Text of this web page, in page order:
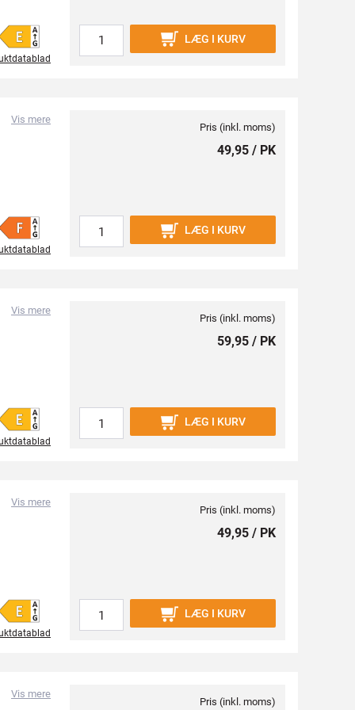
LÆG I KURV
Vis mere
Pris (inkl. moms)
49,95 / PK
LÆG I KURV
Vis mere
Pris (inkl. moms)
59,95 / PK
LÆG I KURV
Vis mere
Pris (inkl. moms)
49,95 / PK
LÆG I KURV
Vis mere
Pris (inkl. moms)